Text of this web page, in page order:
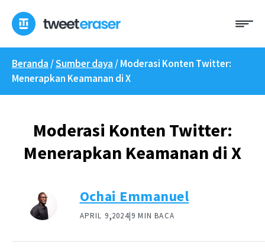
konten
Beranda /Sumber daya /Moderasi Konten Twitter:
Menerapkan Keamanan di X
Moderasi Konten Twitter:
Menerapkan Keamanan di X
Ochai Emmanuel
APRIL 9,2024|9 MIN BACA